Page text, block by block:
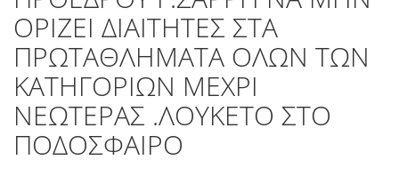
ΟΡΙΖΕΙ ΔΙΑΙΤΗΤΕΣ ΣΤΑ
ΠΡΩΤΑΘΛΗΜΑΤΑ ΟΛΩΝ ΤΩΝ
ΚΑΤΗΓΟΡΙΩΝ ΜΕΧΡΙ
ΝΕΩΤΕΡΑΣ .ΛΟΥΚΕΤΟ ΣΤΟ
ΠΟΔΟΣΦΑΙΡΟ